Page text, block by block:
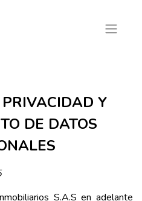
Y
DE DATOS
S.A.S en adelante